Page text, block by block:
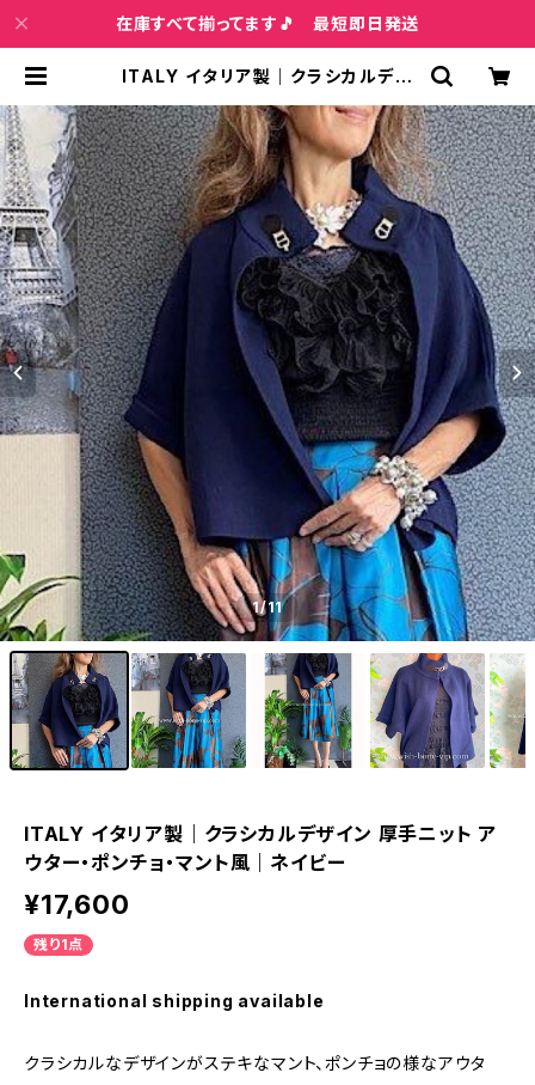
在庫すべて揃ってます🎵 最短即日発送
ITALY イタリア製｜クラシカルデザ
マント風｜ネイビー | インポートファ
ッション＆ジュエリー Wish Bone V
IP
1/11
ITALY イタリア製｜クラシカルデザイン 厚手ニット ア
ウター・ポンチョ・マント風｜ネイビー
¥17,600
残り1点
International shipping available
クラシカルなデザインがステキなマント、ポンチョの様なアウタ